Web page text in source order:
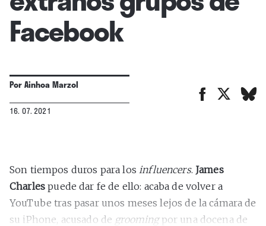
Facebook
PorAinhoa Marzol
16. 07. 2021
Son tiempos duros para losinfluencers. James
Charles puede dar fe de ello: acaba de volver a
YouTube tras pasar unos meses lejos de la cámara de
su iPhone, acusado de groomingpor una docena de